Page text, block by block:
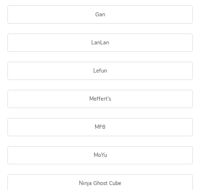
Gan
LanLan
Lefun
Meffert's
MF8
MoYu
Ninja Ghost Cube